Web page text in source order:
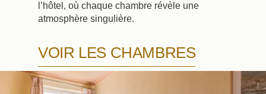
l’hôtel, où chaque chambre révèle une
atmosphère singulière.
VOIR LES CHAMBRES